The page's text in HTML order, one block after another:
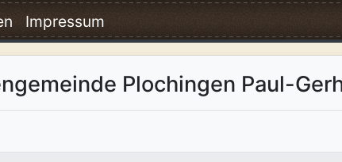
Impressum
Plochingen Paul-